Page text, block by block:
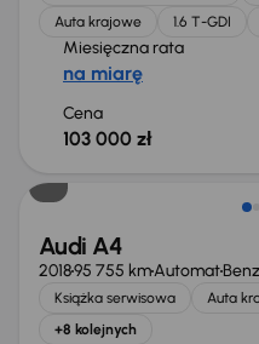
Auta krajowe
1.6 T-GDI
Miesięczna rata
na miarę
Cena
103 000 zł
Audi A4
201895 755 kmAutomat
Książka serwisowa Auta
+8 kolejnych